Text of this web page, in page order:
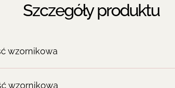
Szczegóły produktu
wzornikowa
wzornikowa